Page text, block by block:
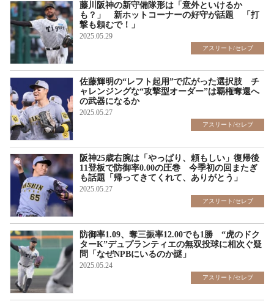
藤川阪神の新守備隊形は「意外といけるか
も？」 新ホットコーナーの好守が話題 「打
撃も頼むで！」
2025.05.29
アスリート/セレブ
佐藤輝明の“レフト起用”で広がった選択肢 チ
ャレンジングな“攻撃型オーダー”は覇権奪還へ
の武器になるか
2025.05.27
アスリート/セレブ
阪神25歳右腕は「やっぱり、頼もしい」復帰後
11登板で防御率0.00の圧巻 今季初の回またぎ
も話題「帰ってきてくれて、ありがとう」
2025.05.27
アスリート/セレブ
防御率1.09、奪三振率12.00でも1勝 “虎のドク
ターK”デュプランティエの無双投球に相次ぐ疑
問「なぜNPBにいるのか謎」
2025.05.24
アスリート/セレブ